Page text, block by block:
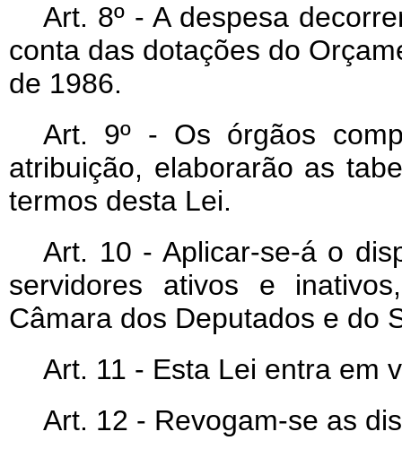
Art. 8º - A despesa
conta das dotações do
de 1986.
Art. 9º - Os órgãos
atribuição, elaborarão as
termos desta Lei.
Art. 10 - Aplicar-se-á o
servidores ativos e
Câmara dos Deputados e do
Art. 11 - Esta Lei entra em
Art. 12 - Revogam-se as